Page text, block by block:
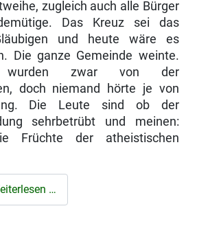
zugleich auch alle Bürger
Das Kreuz sei das
und heute wäre es
Die ganze Gemeinde weinte.
zwar von der
doch niemand hörte je von
Die Leute sind ob der
sehrbetrübt und meinen:
Früchte der atheistischen
…